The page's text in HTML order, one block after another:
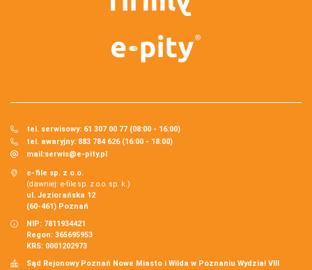
tel. serwisowy: 61 307 00 77 (08:00 - 16:00)
tel. awaryjny: 883 784 626 (16:00 - 18:00)
mail:serwis@e-pity.pl
e-file sp. z o.o.
(dawniej: e-file sp. z o.o. sp. k.)
ul. Jeziorańska 12
(60-461) Poznań
NIP: 7811934421
Regon: 365695953
KRS: 0001202973
Sąd Rejonowy Poznań Nowe Miasto i Wilda w Poznaniu Wydział VIII